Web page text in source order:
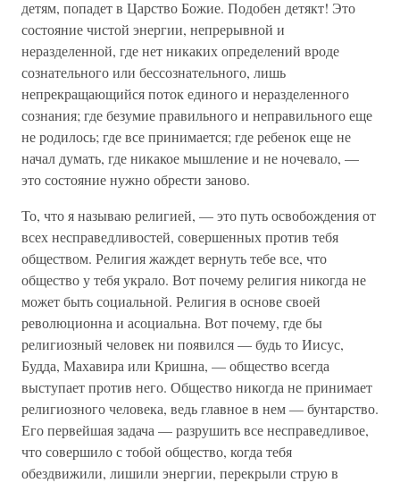
детям, попадет в Царство Божие. Подобен детякт! Это
состояние чистой энергии, непрерывной и
неразделенной, где нет никаких определений вроде
сознательного или бессознательного, лишь
непрекращающийся поток единого и неразделенного
сознания; где безумие правильного и неправильного еще
не родилось; где все принимается; где ребенок еще не
начал думать, где никакое мышление и не ночевало, —
это состояние нужно обрести заново.
То, что я называю религией, — это путь освобождения от
всех несправедливостей, совершенных против тебя
обществом. Религия жаждет вернуть тебе все, что
общество у тебя украло. Вот почему религия никогда не
может быть социальной. Религия в основе своей
революционна и асоциальна. Вот почему, где бы
религиозный человек ни появился — будь то Иисус,
Будда, Махавира или Кришна, — общество всегда
выступает против него. Общество никогда не принимает
религиозного человека, ведь главное в нем — бунтарство.
Его первейшая задача — разрушить все несправедливое,
что совершило с тобой общество, когда тебя
обездвижили, лишили энергии, перекрыли струю в